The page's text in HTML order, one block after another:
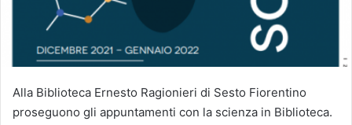
Alla Biblioteca Ernesto Ragionieri di Sesto Fiorentino
proseguono gli appuntamenti con la scienza in Biblioteca.